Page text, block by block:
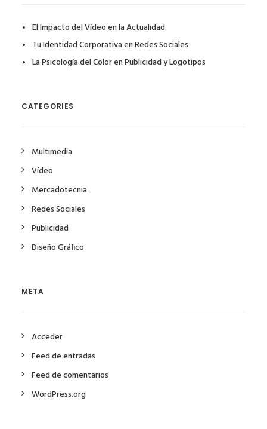
El Impacto del Vídeo en la Actualidad
Tu Identidad Corporativa en Redes Sociales
La Psicología del Color en Publicidad y Logotipos
CATEGORIES
Multimedia
Vídeo
Mercadotecnia
Redes Sociales
Publicidad
Diseño Gráfico
META
Acceder
Feed de entradas
Feed de comentarios
WordPress.org